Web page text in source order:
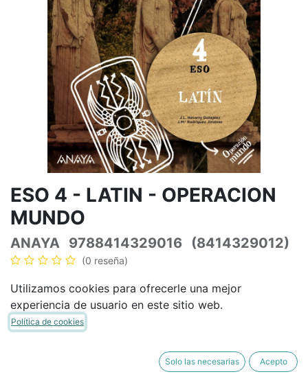
ESO 4 - LATIN - OPERACION
MUNDO
ANAYA 9788414329016 (8414329012)
(0 reseña)
46,56€ 54,78€ IVA Incluido
COMPRAR AHORA
Utilizamos cookies para ofrecerle una mejor
experiencia de usuario en este sitio web.
Política de cookies
Solo las necesarias Acepto